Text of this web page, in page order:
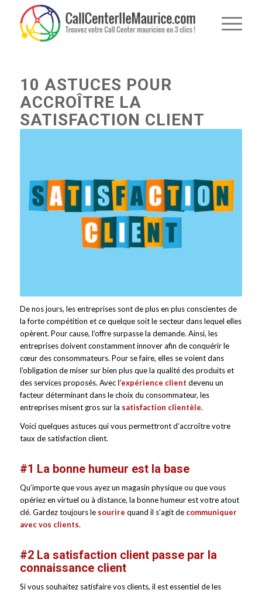
10 ASTUCES POUR
ACCROÎTRE LA
SATISFACTION CLIENT
De nos jours, les entreprises sont de plus en plus conscientes de
la forte compétition et ce quelque soit le secteur dans lequel elles
opèrent. Pour cause, l’offre surpasse la demande. Ainsi, les
entreprises doivent constamment innover afin de conquérir le
cœur des consommateurs. Pour se faire, elles se voient dans
l’obligation de miser sur bien plus que la qualité des produits et
des services proposés. Avec l’expérience client devenu un
facteur déterminant dans le choix du consommateur, les
entreprises misent gros sur la satisfaction clientèle.
Voici quelques astuces qui vous permettront d’accroître votre
taux de satisfaction client.
#1 La bonne humeur est la base
Qu’importe que vous ayez un magasin physique ou que vous
opériez en virtuel ou à distance, la bonne humeur est votre atout
clé. Gardez toujours le sourire quand il s’agit de communiquer
avec vos clients.
#2 La satisfaction client passe par la
connaissance client
Si vous souhaitez satisfaire vos clients, il est essentiel de les